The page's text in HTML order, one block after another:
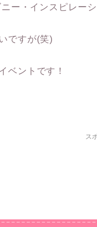
ー・インスピレーシ
ですが(笑)
ベントです！
ス